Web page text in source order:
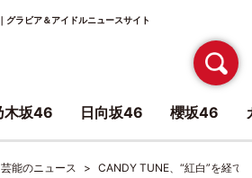
グラビア＆アイドルニュースサイト
能のニュース CANDY TUNE、“紅白”を経
木坂46 日向坂46 櫻坂46